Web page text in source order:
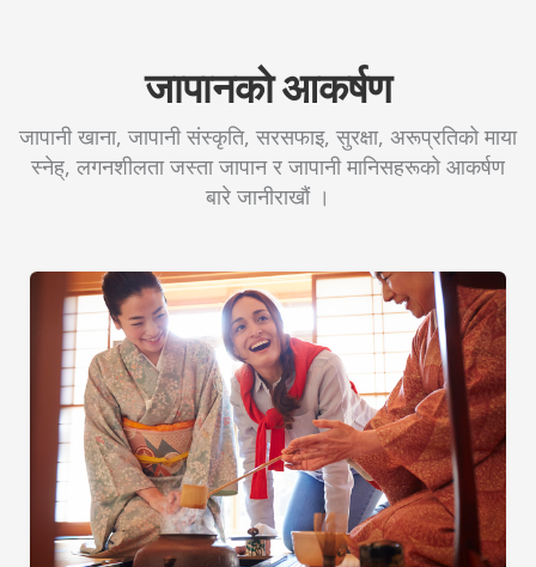
जापानको आकर्षण
जापानी खाना, जापानी संस्कृति, सरसफाइ, सुरक्षा, अरूप्रतिको माया
स्नेह्, लगनशीलता जस्ता जापान र जापानी मानिसहरूको आकर्षण
बारे जानीराखौं ।
जापानमा बस्न चाहानेहरूका लागि सुझाब
Appeal-of-Japan_NE